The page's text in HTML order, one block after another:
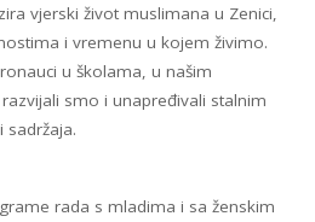
vjerski život muslimana u Zenici,
i vremenu u kojem živimo.
u školama, u našim
smo i unapređivali stalnim
rada s mladima i sa ženskim